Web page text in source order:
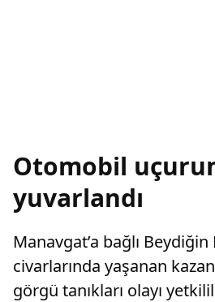
Otomobil
yuvarlandı
Manavgat’a bağlı
civarlarında yaşanan
görgü tanıkları olayı